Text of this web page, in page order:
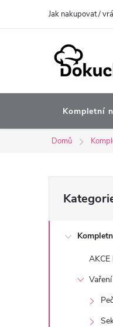
Jak nakupovat /
Kompletní
Domů
o
kategorie
AKCE